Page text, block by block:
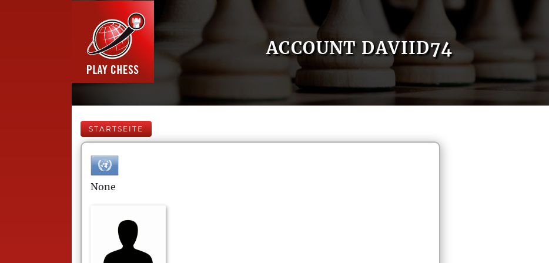
ACCOUNT DAVIID74
STARTSEITE
None